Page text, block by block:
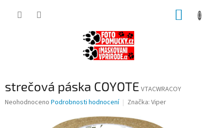
strečová páska COYOTE VTACWRACOY
Průměrné
Neohodnoceno Podrobnosti hodnocení Značka: Viper